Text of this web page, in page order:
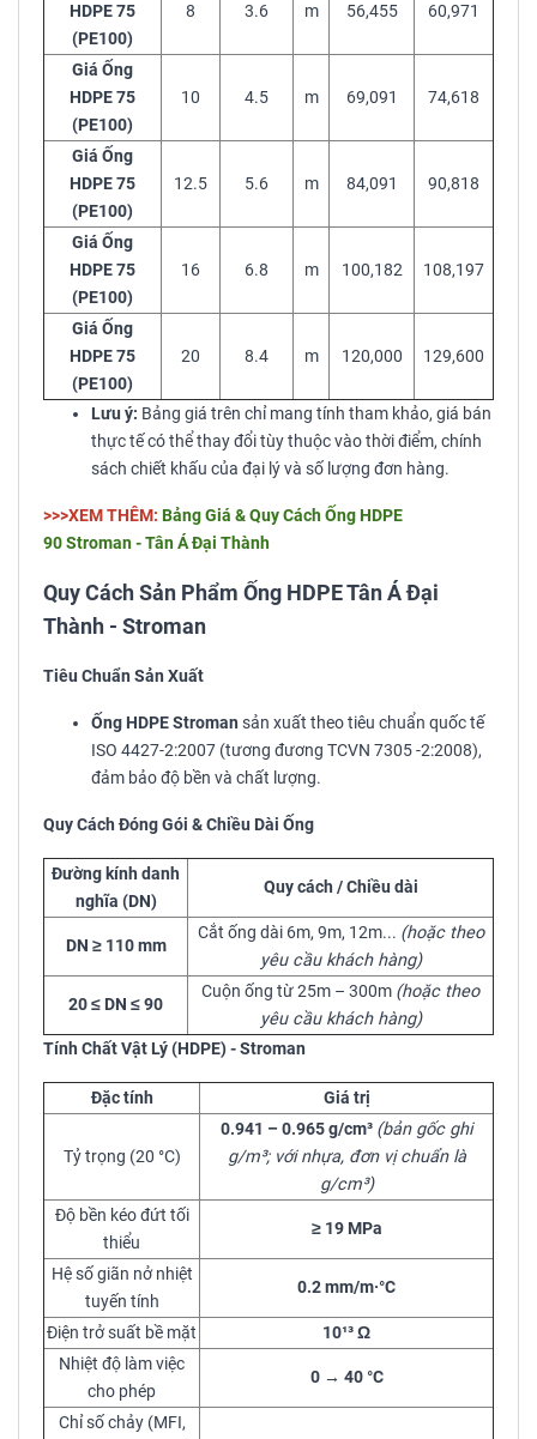
HDPE 75
(PE100)
8 3.6 m 56,455 60,971
Giá Ống
HDPE 75
(PE100)
10 4.5 m 69,091 74,618
Giá Ống
HDPE 75
(PE100)
12.5 5.6 m 84,091 90,818
Giá Ống
HDPE 75
(PE100)
16 6.8 m 100,182 108,197
Giá Ống
HDPE 75
(PE100)
20 8.4 m 120,000 129,600
Lưu ý: Bảng giá trên chỉ mang tính tham khảo, giá bán
thực tế có thể thay đổi tùy thuộc vào thời điểm, chính
sách chiết khấu của đại lý và số lượng đơn hàng.
>>>XEM THÊM: Bảng Giá & Quy Cách Ống HDPE
90 Stroman - Tân Á Đại Thành
Quy Cách Sản Phẩm Ống HDPE Tân Á Đại
Thành - Stroman
Tiêu Chuẩn Sản Xuất
Ống HDPE Stroman sản xuất theo tiêu chuẩn quốc tế
ISO 4427-2:2007 (tương đương TCVN 7305 -2:2008),
đảm bảo độ bền và chất lượng.
Quy Cách Đóng Gói & Chiều Dài Ống
Đường kính danh
nghĩa (DN)
Quy cách / Chiều dài
DN ≥ 110 mm
Cắt ống dài 6m, 9m, 12m... (hoặc theo
yêu cầu khách hàng)
20 ≤ DN ≤ 90
Cuộn ống từ 25m – 300m (hoặc theo
yêu cầu khách hàng)
Tính Chất Vật Lý (HDPE) - Stroman
Đặc tính Giá trị
Tỷ trọng (20 °C)
0.941 – 0.965 g/cm³ (bản gốc ghi
g/m³; với nhựa, đơn vị chuẩn là
g/cm³)
Độ bền kéo đứt tối
thiểu
≥ 19 MPa
Hệ số giãn nở nhiệt
tuyến tính
0.2 mm/m·°C
Điện trở suất bề mặt
10¹³ Ω
Nhiệt độ làm việc
cho phép
0 → 40 °C
Chỉ số chảy (MFI,